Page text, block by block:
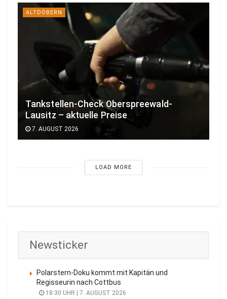
ALTDÖBERN
Tankstellen-Check Oberspreewald-
Lausitz – aktuelle Preise
7. AUGUST 2026
LOAD MORE
Newsticker
Polarstern-Doku kommt mit Kapitän und
Regisseurin nach Cottbus
18:30 UHR | 7. AUGUST 2026